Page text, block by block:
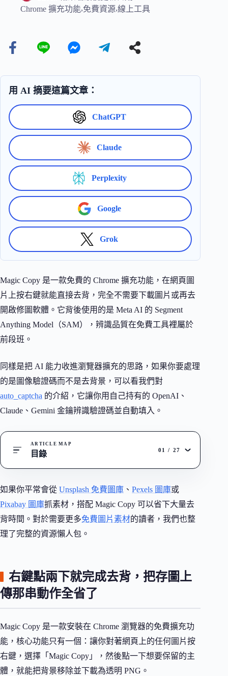
Chrome 擴充功能,免費資源,線上工具
用 AI 摘要這篇文章：
ChatGPT
Claude
Perplexity
Google
Grok
Magic Copy 是一款免費的 Chrome 擴充功能，在網頁圖
片上按右鍵就能直接去背，完全不需要下載圖片或再去
開啟修圖軟體。它背後使用的是 Meta AI 的 Segment
Anything Model（SAM），辨識品質在免費工具裡屬於
前段班。
同樣是把 AI 能力收進瀏覽器擴充的思路，如果你要處理
的是圖像驗證碼而不是去背景，可以看我們對
auto_captcha 的介紹，它讓你用自己持有的 OpenAI、
Claude、Gemini 金鑰辨識驗證碼並自動填入。
ARTICLE MAP
目錄 01 / 27
如果你平常會從 Unsplash 免費圖庫 、 Pexels 圖庫或
Pixabay 圖庫抓素材，搭配 Magic Copy 可以省下大量去
背時間。對於需要更多免費圖片素材的讀者，我們也整
理了完整的資源懶人包。
右鍵點兩下就完成去背，把存圖上
傳那串動作全省了
Magic Copy 是一款安裝在 Chrome 瀏覽器的免費擴充功
能，核心功能只有一個：讓你對著網頁上的任何圖片按
右鍵，選擇「Magic Copy」，然後點一下想要保留的主
體，就能把背景移除並下載為透明 PNG。